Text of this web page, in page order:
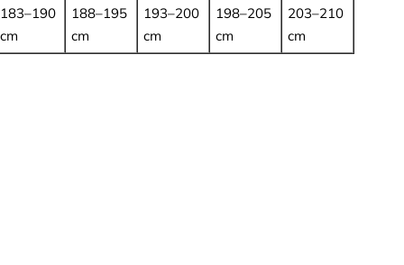
183–190
cm
188–195
cm
193–200
cm
198–205
cm
203–210
cm